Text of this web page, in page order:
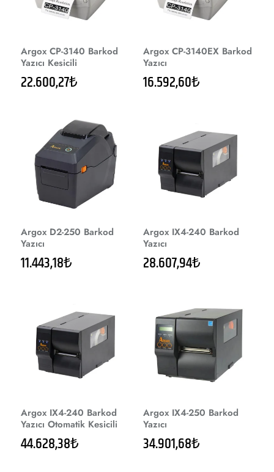
Argox CP-3140 Barkod
Yazıcı Kesicili
22.600,27₺
Argox CP-3140EX Barkod
Yazıcı
16.592,60₺
Argox D2-250 Barkod
Yazıcı
11.443,18₺
Argox IX4-240 Barkod
Yazıcı
28.607,94₺
Argox IX4-240 Barkod
Yazıcı Otomatik Kesicili
44.628,38₺
Argox IX4-250 Barkod
Yazıcı
34.901,68₺